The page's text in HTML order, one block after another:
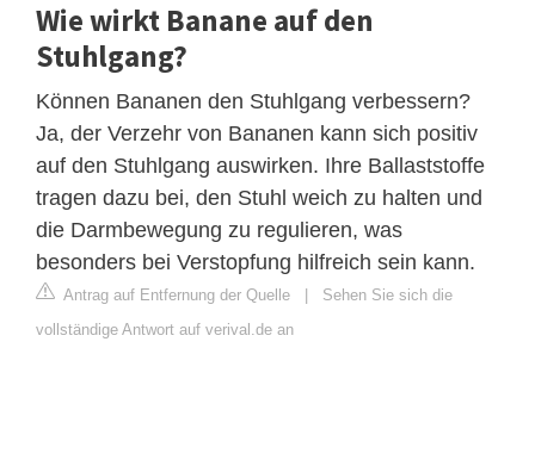
Wie wirkt Banane auf den
Stuhlgang?
Können Bananen den Stuhlgang verbessern?
Ja, der Verzehr von Bananen kann sich positiv
auf den Stuhlgang auswirken. Ihre Ballaststoffe
tragen dazu bei, den Stuhl weich zu halten und
die Darmbewegung zu regulieren, was
besonders bei Verstopfung hilfreich sein kann.
Antrag auf Entfernung der Quelle
Sehen Sie sich die
vollständige Antwort auf verival.de an